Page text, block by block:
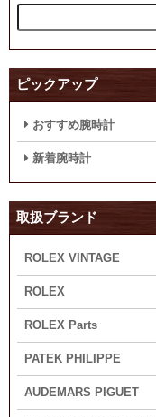
ピックアップ
おすすめ腕時計
新着腕時計
取扱ブランド
ROLEX VINTAGE
ROLEX
ROLEX Parts
PATEK PHILIPPE
AUDEMARS PIGUET